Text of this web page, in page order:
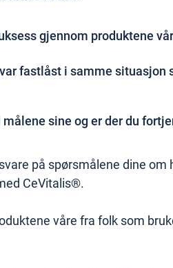
gjennom produktene
fastlåst i samme situasjon
sine og er der du
på spørsmålene dine om
CeVitalis®.
våre fra folk som